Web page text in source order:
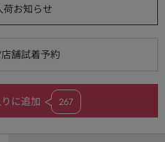
に追加 267